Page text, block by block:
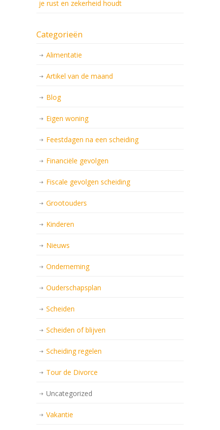
je rust en zekerheid houdt
Categorieën
Alimentatie
Artikel van de maand
Blog
Eigen woning
Feestdagen na een scheiding
Financiële gevolgen
Fiscale gevolgen scheiding
Grootouders
Kinderen
Nieuws
Onderneming
Ouderschapsplan
Scheiden
Scheiden of blijven
Scheiding regelen
Tour de Divorce
Uncategorized
Vakantie